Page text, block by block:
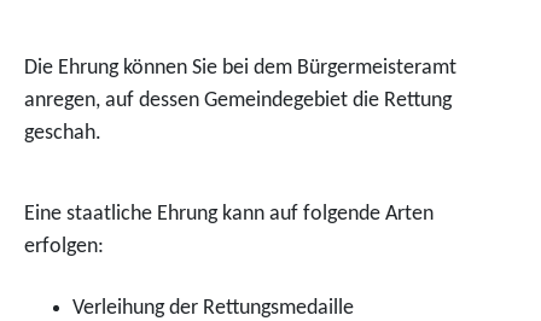
Die Ehrung können Sie bei dem Bürgermeisteramt
anregen, auf dessen Gemeindegebiet die Rettung
geschah.
Eine staatliche Ehrung kann auf folgende Arten
erfolgen:
Verleihung der Rettungsmedaille